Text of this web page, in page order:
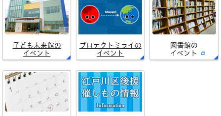
子ども未来館の
イベント
プロテクトミライの
イベント
図書館の
イベント